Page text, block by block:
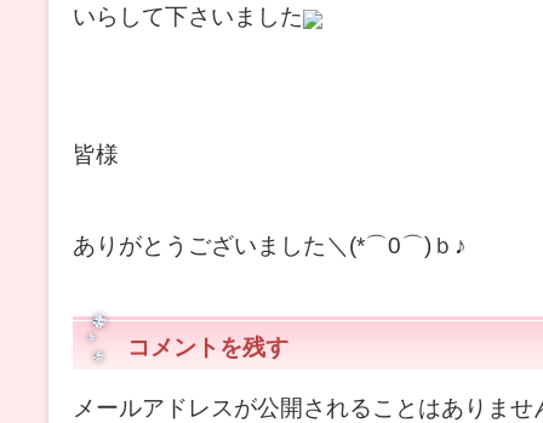
いらして下さいました
皆様
ありがとうございました＼(*⌒0⌒)ｂ♪
コメントを残す
メールアドレスが公開されることはありませ